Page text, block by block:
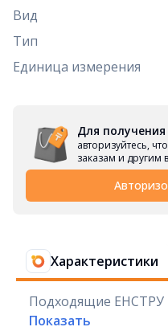
Вид
Тип
Единица измерения
Для
авторизуйтесь,
заказам и другим
Характеристики
Подходящие ЕНСТРУ
Показать